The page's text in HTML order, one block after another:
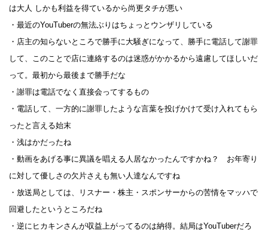
は大人 しかも利益を得ているから尚更タチが悪い
・最近のYouTuberの無法ぶりはちょっとウンザリしている
・店主の知らないところで勝手に大騒ぎになって、勝手に電話して謝罪
して、このことで店に連絡するのは迷惑がかかるから遠慮してほしいだ
って。最初から最後まで勝手だな
・謝罪は電話でなく直接会ってするもの
・電話して、一方的に謝罪したような言葉を投げかけて受け入れてもら
ったと言える始末
・浅はかだったね
・動画をあげる事に異議を唱える人居なかったんですかね？ お年寄り
に対して優しさの欠片さえも無い人達なんですね
・放送局としては、リスナー・株主・スポンサーからの苦情をマッハで
回避したというところだね
・逆にヒカキンさんが収益上がってるのは納得。結局はYouTuberだろ